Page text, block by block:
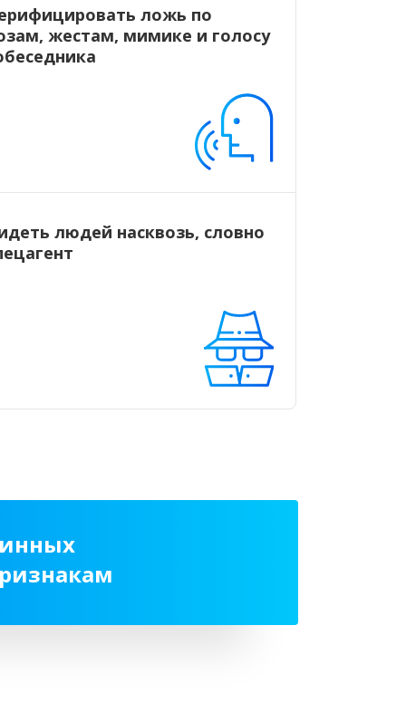
ложь по
жестам, мимике и голосу
людей насквозь, словно